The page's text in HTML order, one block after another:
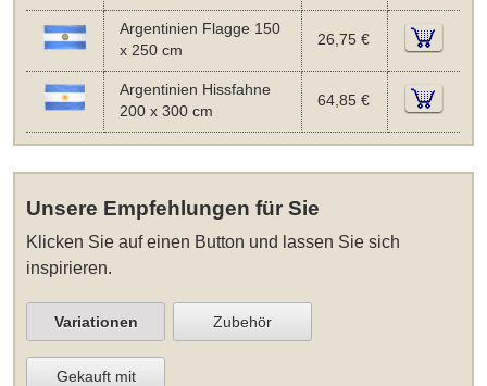
Argentinien Flagge 150
x 250 cm
26,75 €
Argentinien Hissfahne
200 x 300 cm
64,85 €
Unsere Empfehlungen für Sie
Klicken Sie auf einen Button und lassen Sie sich
inspirieren.
Variationen Zubehör
Gekauft mit